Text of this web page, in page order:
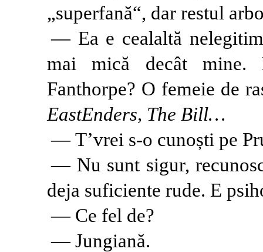
„superfană“, dar restul
— Ea e cealaltă
mai mică decât mine.
Fanthorpe? O femeie de
EastEnders, The Bill…
— T’vrei s-o cunoști pe
— Nu sunt sigur,
deja suficiente rude. E
— Ce fel de?
— Jungiană.